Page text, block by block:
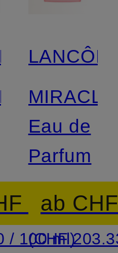
60
/ 100 ml)
MIRACLE
Eau de
Parfum
ab
(CHF